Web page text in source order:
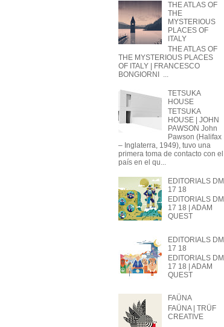
THE ATLAS OF
THE
MYSTERIOUS
PLACES OF
ITALY
THE ATLAS OF
THE MYSTERIOUS PLACES
OF ITALY | FRANCESCO
BONGIORNI ...
TETSUKA
HOUSE
TETSUKA
HOUSE | JOHN
PAWSON John
Pawson (Halifax
– Inglaterra, 1949), tuvo una
primera toma de contacto con el
país en el qu...
EDITORIALS DM
17 18
EDITORIALS DM
17 18 | ADAM
QUEST
EDITORIALS DM
17 18
EDITORIALS DM
17 18 | ADAM
QUEST
FAÜNA
FAÜNA | TRÜF
CREATIVE